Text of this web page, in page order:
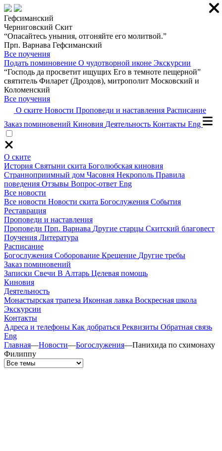
Гефсиманский
Черниговский Скит
“Опасайтесь уныния, отгоняйте его молитвой.”
Прп. Варнава Гефсиманский
Все поучения
Подать поминовение О чудотворной иконе Экскурсии
“Господь да просветит ищущих Его в темноте пещерной”
святитель Филарет (Дроздов), митрополит Московский и
Коломенский
Все поучения
О ските Новости Проповеди и наставления Расписание
Заказ поминовений Киновия Деятельность Контакты Eng
О ските
История Святыни скита Боголюбская киновия
Странноприимный дом Часовня Некрополь Правила
поведения Отзывы Вопрос-ответ Eng
Все новости
Все новости Новости скита Богослужения События
Реставрация
Проповеди и наставления
Проповеди Прп. Варнава Другие старцы Скитский благовест
Поучения Литература
Расписание
Богослужения Соборование Крещение Другие требы
Заказ поминовений
Записки Свечи В Алтарь Целевая помощь
Киновия
Деятельность
Монастырская трапеза Иконная лавка Воскресная школа
Экскурсии
Контакты
Адреса и телефоны Как добраться Реквизиты Обратная связь
Eng
Главная—Новости—Богослужения—Панихида по схимонаху
Филиппу